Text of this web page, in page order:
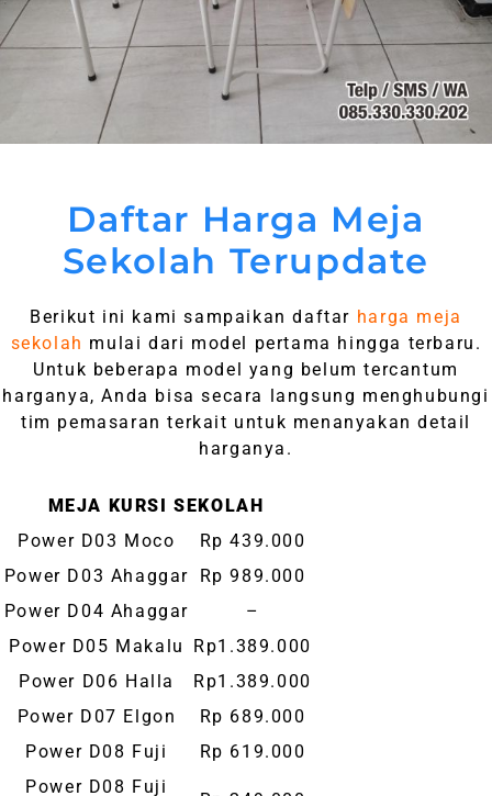
Daftar Harga Meja
Sekolah Terupdate
Berikut ini kami sampaikan daftar harga meja
sekolah mulai dari model pertama hingga terbaru.
Untuk beberapa model yang belum tercantum
harganya, Anda bisa secara langsung menghubungi
tim pemasaran terkait untuk menanyakan detail
harganya.
MEJA KURSI SEKOLAH
Power D03 Moco
Rp 439.000
Power D03 Ahaggar
Rp 989.000
Power D04 Ahaggar
–
Power D05 Makalu
Rp1.389.000
Power D06 Halla
Rp1.389.000
Power D07 Elgon
Rp 689.000
Power D08 Fuji
Rp 619.000
Power D08 Fuji